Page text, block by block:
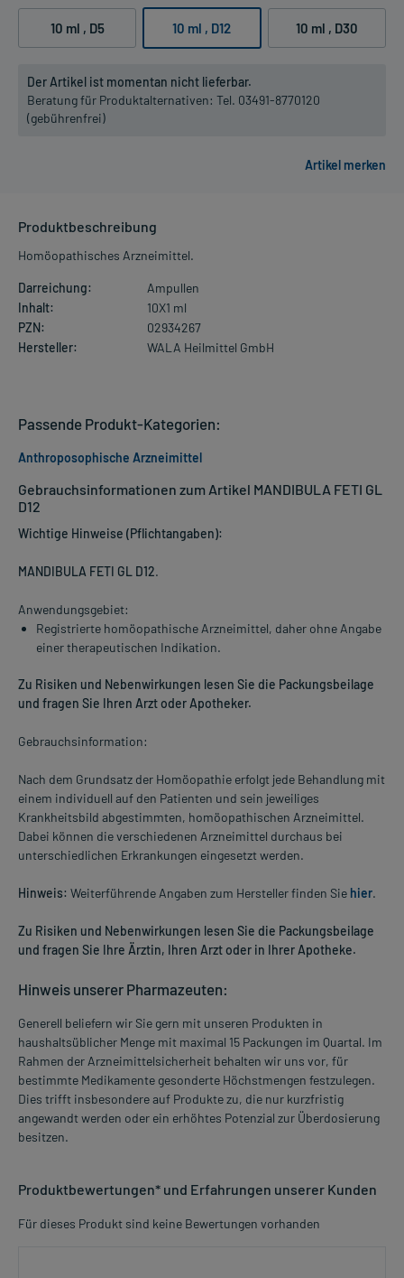
10 ml , D5 10 ml , D12 10 ml , D30
Der Artikel ist momentan nicht lieferbar.
Beratung für Produktalternativen: Tel. 03491-8770120
(gebührenfrei)
Produktbeschreibung
Homöopathisches Arzneimittel.
Darreichung:
Ampullen
Inhalt:
10X1 ml
PZN:
02934267
Hersteller:
WALA Heilmittel GmbH
Gebrauchsinformationen zum Artikel MANDIBULA FETI GL
D12
Wichtige Hinweise (Pflichtangaben):
MANDIBULA FETI GL D12.
Anwendungsgebiet:
Registrierte homöopathische Arzneimittel, daher ohne Angabe
einer therapeutischen Indikation.
Zu Risiken und Nebenwirkungen lesen Sie die Packungsbeilage
und fragen Sie Ihren Arzt oder Apotheker.
Gebrauchsinformation:
Nach dem Grundsatz der Homöopathie erfolgt jede Behandlung mit
einem individuell auf den Patienten und sein jeweiliges
Krankheitsbild abgestimmten, homöopathischen Arzneimittel.
Dabei können die verschiedenen Arzneimittel durchaus bei
unterschiedlichen Erkrankungen eingesetzt werden.
Hinweis: Weiterführende Angaben zum Hersteller finden Sie hier.
Zu Risiken und Nebenwirkungen lesen Sie die Packungsbeilage
und fragen Sie Ihre Ärztin, Ihren Arzt oder in Ihrer Apotheke.
Hinweis unserer Pharmazeuten:
Generell beliefern wir Sie gern mit unseren Produkten in
haushaltsüblicher Menge mit maximal 15 Packungen im Quartal. Im
Rahmen der Arzneimittelsicherheit behalten wir uns vor, für
bestimmte Medikamente gesonderte Höchstmengen festzulegen.
Dies trifft insbesondere auf Produkte zu, die nur kurzfristig
angewandt werden oder ein erhöhtes Potenzial zur Überdosierung
besitzen.
Produktbewertungen* und Erfahrungen unserer Kunden
Für dieses Produkt sind keine Bewertungen vorhanden
Passende Produkt-Kategorien:
Anthroposophische Arzneimittel